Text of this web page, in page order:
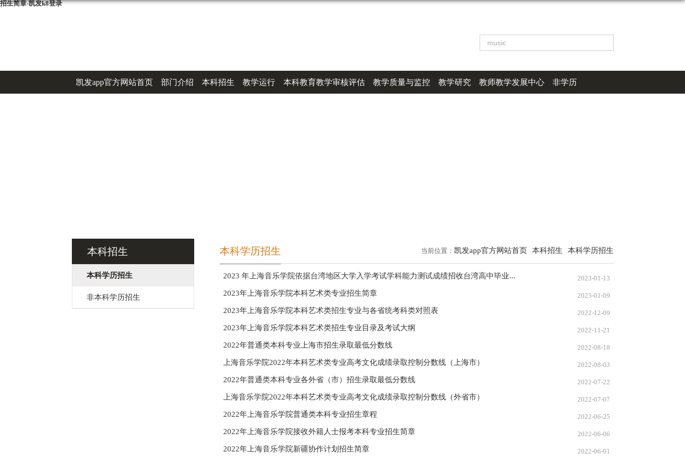
招生简章-凯发k8登录
凯发app官方网站首页 部门介绍 本科招生 教学运行 本科教育教学审核评估 教学质量与监控 教学研究 教师教学发展中心 非学历
本科招生
本科学历招生
非本科学历招生
当前位置： 凯发app官方网站首页 本科招生 本科学历招生
本科学历招生
2023 年上海音乐学院依据台湾地区大学入学考试学科能力测试成绩招收台湾高中毕业... 2023-01-13
2023年上海音乐学院本科艺术类专业招生简章 2023-01-09
2023年上海音乐学院本科艺术类招生专业与各省统考科类对照表 2022-12-09
2023年上海音乐学院本科艺术类招生专业目录及考试大纲 2022-11-21
2022年普通类本科专业上海市招生录取最低分数线 2022-08-18
上海音乐学院2022年本科艺术类专业高考文化成绩录取控制分数线（上海市） 2022-08-03
2022年普通类本科专业各外省（市）招生录取最低分数线 2022-07-22
上海音乐学院2022年本科艺术类专业高考文化成绩录取控制分数线（外省市） 2022-07-07
2022年上海音乐学院普通类本科专业招生章程 2022-06-25
2022年上海音乐学院接收外籍人士报考本科专业招生简章 2022-06-06
2022年上海音乐学院新疆协作计划招生简章 2022-06-01